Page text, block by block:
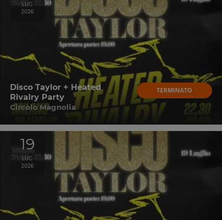
LUG
2026
Disco Taylor + Heated
Rivalry Party
Circolo Magnolia
TERMINATO
19
LUG
2026